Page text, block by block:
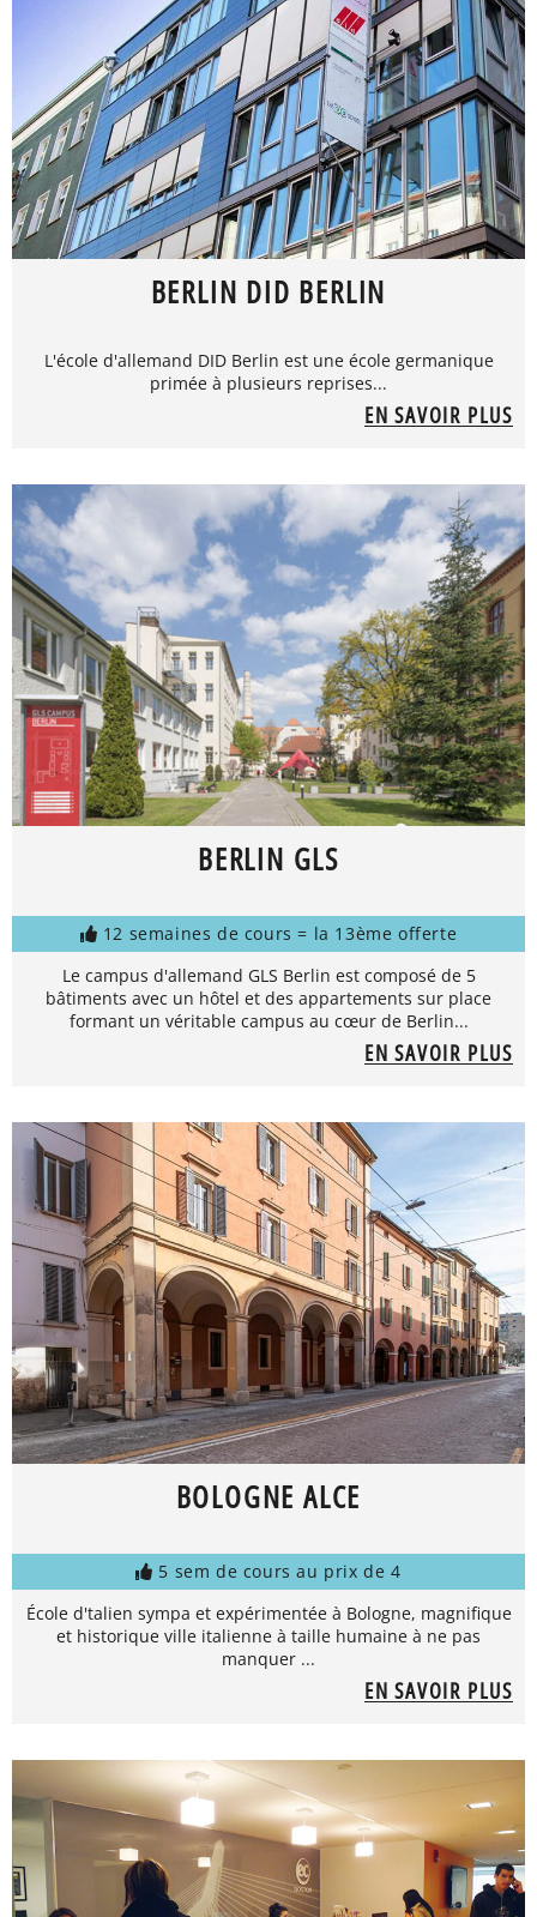
BERLIN DID BERLIN
L'école d'allemand DID Berlin est une école germanique
primée à plusieurs reprises...
EN SAVOIR PLUS
BERLIN GLS
12 semaines de cours = la 13ème offerte
Le campus d'allemand GLS Berlin est composé de 5
bâtiments avec un hôtel et des appartements sur place
formant un véritable campus au cœur de Berlin...
EN SAVOIR PLUS
BOLOGNE ALCE
5 sem de cours au prix de 4
École d'talien sympa et expérimentée à Bologne, magnifique
et historique ville italienne à taille humaine à ne pas
manquer ...
EN SAVOIR PLUS